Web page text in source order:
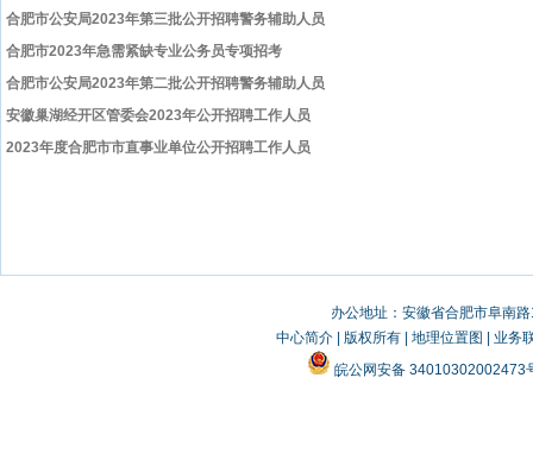
合肥市公安局2023年第三批公开招聘警务辅助人员
合肥市2023年急需紧缺专业公务员专项招考
合肥市公安局2023年第二批公开招聘警务辅助人员
安徽巢湖经开区管委会2023年公开招聘工作人员
2023年度合肥市市直事业单位公开招聘工作人员
办公地址：安徽省合肥市阜南
中心简介| 版权所有| 地理位置图
业务
皖公网安备 34010302002473